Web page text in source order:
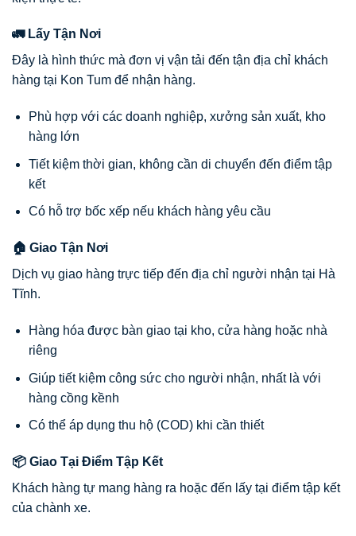
🚛 Lấy Tận Nơi
Đây là hình thức mà đơn vị vận tải đến tận địa chỉ khách
hàng tại Kon Tum để nhận hàng.
Phù hợp với các doanh nghiệp, xưởng sản xuất, kho
hàng lớn
Tiết kiệm thời gian, không cần di chuyển đến điểm tập
kết
Có hỗ trợ bốc xếp nếu khách hàng yêu cầu
🏠 Giao Tận Nơi
Dịch vụ giao hàng trực tiếp đến địa chỉ người nhận tại Hà
Tĩnh.
Hàng hóa được bàn giao tại kho, cửa hàng hoặc nhà
riêng
Giúp tiết kiệm công sức cho người nhận, nhất là với
hàng cồng kềnh
Có thể áp dụng thu hộ (COD) khi cần thiết
📦 Giao Tại Điểm Tập Kết
Khách hàng tự mang hàng ra hoặc đến lấy tại điểm tập kết
của chành xe.